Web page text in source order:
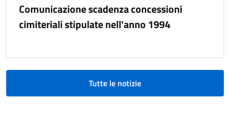
Comunicazione scadenza concessioni
cimiteriali stipulate nell'anno 1994
Tutte le notizie